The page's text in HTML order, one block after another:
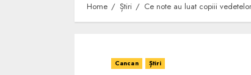
Home Știri Ce note au luat copiii
Cancan Știri